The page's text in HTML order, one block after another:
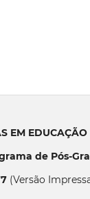
EM EDUCAÇÃO
de Pós-
(Versão